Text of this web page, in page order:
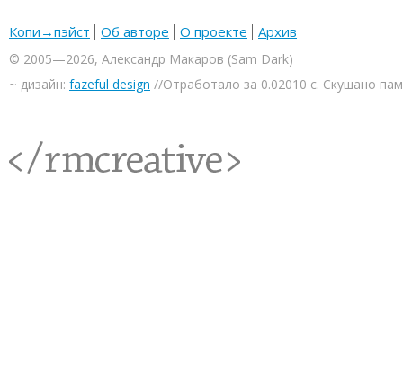
Копи→пэйст Об авторе О проекте Архив
© 2005—2026, Александр Макаров (Sam Dark)
~ дизайн: fazeful design //Отработало за 0.02010 с. Скушано
<rmcreative/>